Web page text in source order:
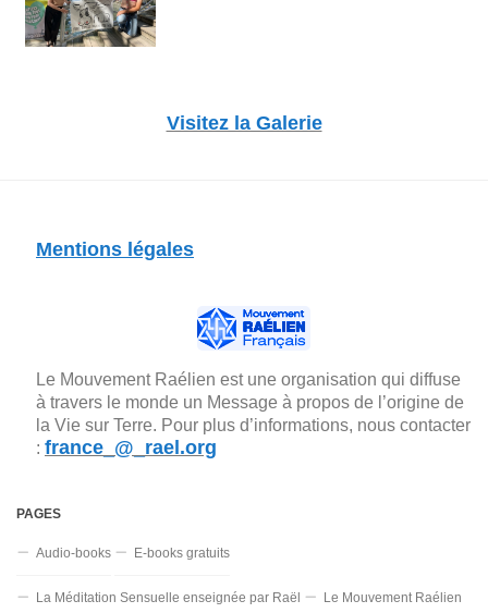
Visitez la Galerie
Mentions légales
Le Mouvement Raélien est une organisation qui diffuse
à travers le monde un Message à propos de l’origine de
la Vie sur Terre. Pour plus d’informations, nous contacter
: france_@_rael.org
PAGES
Audio-books E-books gratuits
La Méditation Sensuelle enseignée par Raël Le Mouvement Raélien